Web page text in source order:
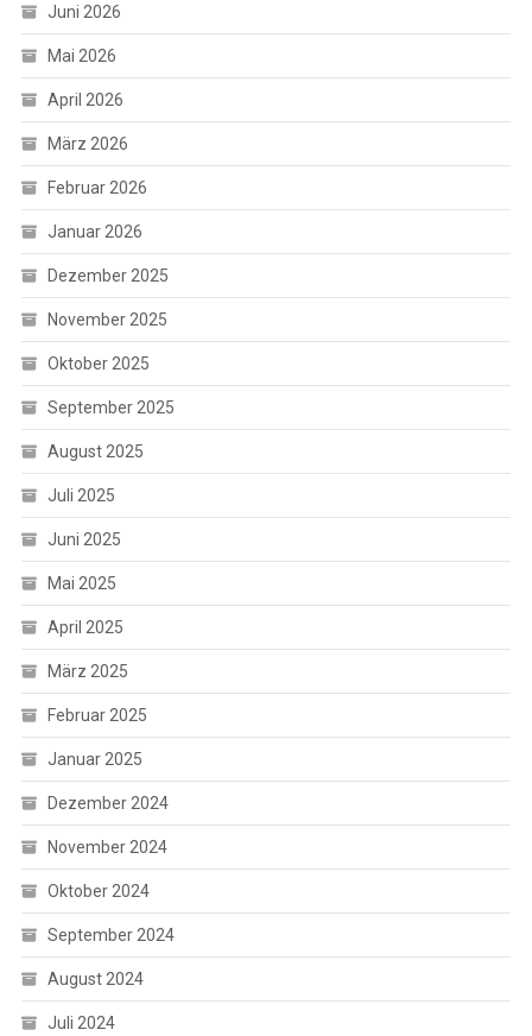
Juni 2026
Mai 2026
April 2026
März 2026
Februar 2026
Januar 2026
Dezember 2025
November 2025
Oktober 2025
September 2025
August 2025
Juli 2025
Juni 2025
Mai 2025
April 2025
März 2025
Februar 2025
Januar 2025
Dezember 2024
November 2024
Oktober 2024
September 2024
August 2024
Juli 2024